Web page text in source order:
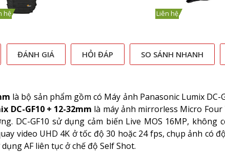
hệ Liên hệ
ĐÁNH GIÁ HỎI ĐÁP SO SÁNH NHANH
là bộ sản phẩm gồm có Máy ảnh Panasonic Lumix DC-
DC-GF10 + 12-32mm là máy ảnh mirrorless Micro
DC-GF10 sử dụng cảm biến Live MOS 16MP, không
video UHD 4K ở tốc độ 30 hoặc 24 fps, chụp ảnh có
AF liên tục ở chế độ Self Shot.